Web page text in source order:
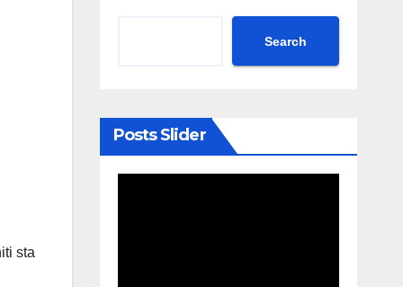
sta
Search
Posts Slider